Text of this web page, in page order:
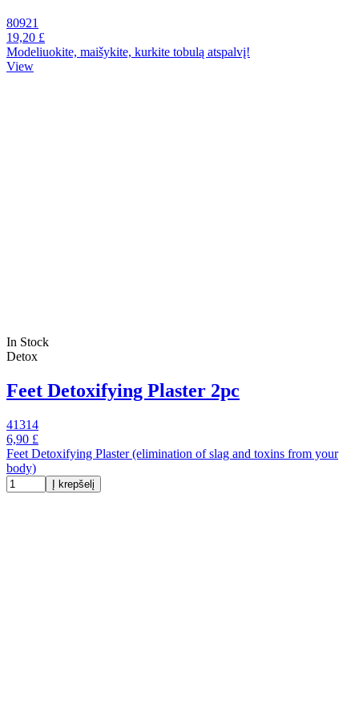
80921
19,20 £
Modeliuokite, maišykite, kurkite tobulą atspalvį!
View
In Stock
Detox
Feet Detoxifying Plaster 2pc
41314
6,90 £
Feet Detoxifying Plaster (elimination of slag and toxins from your
body)
Į krepšelį